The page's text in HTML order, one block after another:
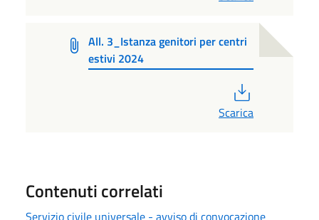
All. 3_Istanza genitori per centri
estivi 2024
Scarica
Contenuti correlati
Servizio civile universale - avviso di convocazione